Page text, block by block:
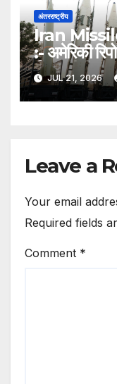
अंतरराष्ट्रीय
Iran
:- अमेरिकी
ईरान की
आधुनिक
JUL 21, 2026
Leave a
Your email
Required fields
Comment *